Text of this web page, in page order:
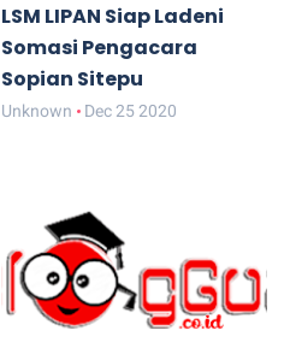
LSM LIPAN Siap Ladeni
Somasi Pengacara
Sopian Sitepu
Unknown Dec 25 2020